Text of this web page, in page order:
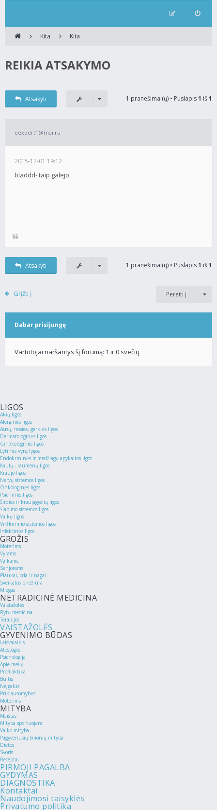
Kita Kita
REIKIA ATSAKYMO
Atsakyti 1 pranešimai(ų) • Puslapis1 iš1
eexpert1@mailru
2015-12-01 19:12
bladdd- taip galejo.
Atsakyti 1 pranešimai(ų) • Puslapis1 iš1
Grįžti į Pereiti į
Dabar prisijungę
Vartotojai naršantys šį forumą: 1 ir 0 svečių
LIGOS
Akių ligos
Alerginės ligos
Ausų, nosies, gerklės ligos
Dermatologinės ligos
Ginekologinės ligos
Lytinės vyrų lygos
Endokrininės ir medžiagų apykaitos ligos
Kaulų - raumenų ligos
Kraujo ligos
Nervų sistemos ligos
Onkologinės ligos
Psichinės ligos
Širdies ir kraujagyslių ligos
Šlapimo sistemos ligos
Vaikų ligos
Virškinimo sistemos ligos
Infekcinės ligos
GROŽIS
Moterims
Vyrams
Vaikams
Senjorams
Plaukai, oda ir nagai
Sveikatos priežiūra
Miegas
NETRADICINĖ MEDICINA
Vaistažolės
Rytų medicina
Terapijos
VAISTAŽOLĖS
GYVENIMO BŪDAS
Laisvalaikis
Atostogos
Psichologija
Apie meilę
Profilaktika
Buitis
Neįgalus
Priklausomybės
Moterims
MITYBA
Maistas
Mityba sportuojant
Vaiko mityba
Pagyvenusių žmonių mityba
Dietos
Svoris
Receptai
PIRMOJI PAGALBA
GYDYMAS
DIAGNOSTIKA
Kontaktai
Naudojimosi taisyklės
Privatumo politika